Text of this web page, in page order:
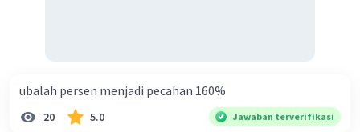
ubalah persen menjadi pecahan 160%
20 5.0 Jawaban terverifikasi